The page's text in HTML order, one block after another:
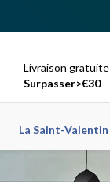
Livraison gratuite
Surpasser>€30
La Saint-Valentin